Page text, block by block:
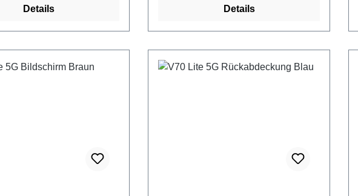
Details Details